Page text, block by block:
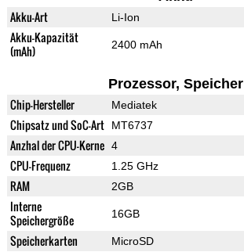
Akku-Art Li-Ion
Akku-Kapazität
(mAh)
2400 mAh
Prozessor, Speicher
Chip-Hersteller Mediatek
Chipsatz und SoC-Art MT6737
Anzhal der CPU-Kerne 4
CPU-Frequenz 1.25 GHz
RAM 2GB
Interne
Speichergröße
16GB
Speicherkarten MicroSD